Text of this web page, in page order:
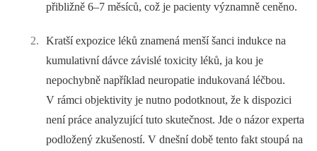
přibližně 6–7 měsíců, což je pacienty významně ceněno.
Kratší expozice léků znamená menší šanci indukce na
kumulativní dávce závislé toxicity léků, ja kou je
nepochybně například neuropatie indukovaná léčbou.
V rámci objektivity je nutno podotknout, že k dispozici
není práce analyzující tuto skutečnost. Jde o názor experta
podložený zkušeností. V dnešní době tento fakt stoupá na